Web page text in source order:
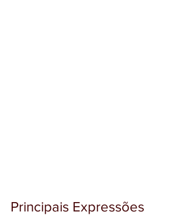
Principais Expressões